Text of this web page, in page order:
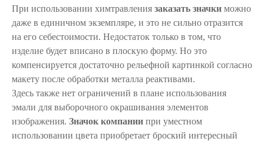
При использовании химтравления заказать значки можно
даже в единичном экземпляре, и это не сильно отразится
на его себестоимости. Недостаток только в том, что
изделие будет вписано в плоскую форму. Но это
компенсируется достаточно рельефной картинкой согласно
макету после обработки металла реактивами.
Здесь также нет ограничений в плане использования
эмали для выборочного окрашивания элементов
изображения. Значок компании при уместном
использовании цвета приобретает броский интересный